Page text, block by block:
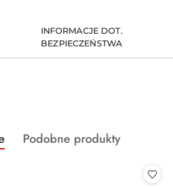
INFORMACJE DOT.
BEZPIECZEŃSTWA
produktów
Produkty
Podobne produkty